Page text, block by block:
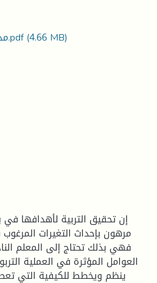
مذكرة-الطالب-اسلام-حبيب.pdf(4.66 MB)
إن تحقيق التربية لأهدافها في
مرهون بإحداث التغيرات
فهي بذلك تحتاج إلى المعلم
العوامل المؤثرة في العملية
ينظم ويخطط للكيفية التي